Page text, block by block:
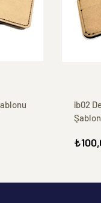
ib02